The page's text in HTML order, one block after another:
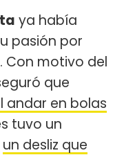
ya había
pasión por
Con motivo del
que
andar en bolas
tuvo un
un desliz que